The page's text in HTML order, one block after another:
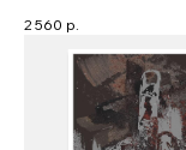
2 560 р.